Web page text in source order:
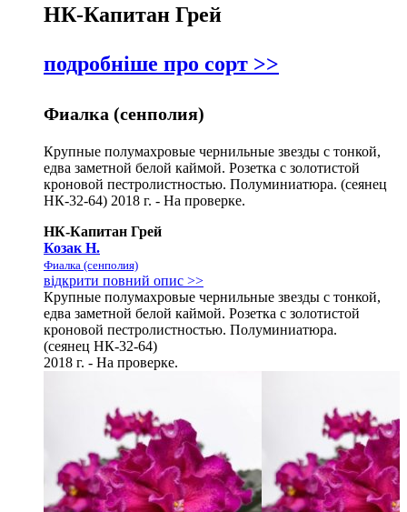
НК-Капитан Грей
подробніше про сорт >>
Фиалка (сенполия)
Крупные полумахровые чернильные звезды с тонкой,
едва заметной белой каймой. Розетка с золотистой
кроновой пестролистностью. Полуминиатюра. (сеянец
НК-32-64) 2018 г. - На проверке.
НК-Капитан Грей
Козак Н.
Фиалка (сенполия)
відкрити повний опис >>
Крупные полумахровые чернильные звезды с тонкой,
едва заметной белой каймой. Розетка с золотистой
кроновой пестролистностью. Полуминиатюра.
(сеянец НК-32-64)
2018 г. - На проверке.